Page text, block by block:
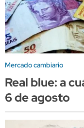
Mercado cambiario
Real blue: a
6 de agosto